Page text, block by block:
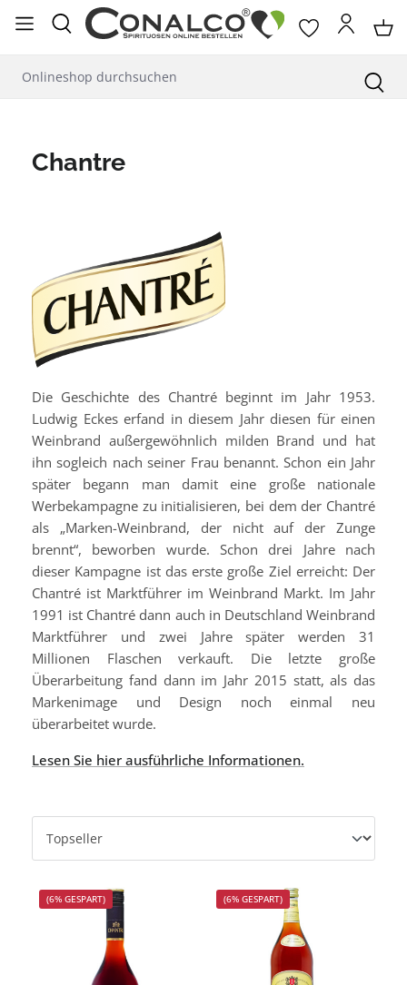
springen
Chantre
Die Geschichte des Chantré beginnt im Jahr 1953.
Ludwig Eckes erfand in diesem Jahr diesen für einen
Weinbrand außergewöhnlich milden Brand und hat
ihn sogleich nach seiner Frau benannt. Schon ein Jahr
später begann man damit eine große nationale
Werbekampagne zu initialisieren, bei dem der Chantré
als „Marken-Weinbrand, der nicht auf der Zunge
brennt“, beworben wurde. Schon drei Jahre nach
dieser Kampagne ist das erste große Ziel erreicht: Der
Chantré ist Marktführer im Weinbrand Markt. Im Jahr
1991 ist Chantré dann auch in Deutschland Weinbrand
Marktführer und zwei Jahre später werden 31
Millionen Flaschen verkauft. Die letzte große
Überarbeitung fand dann im Jahr 2015 statt, als das
Markenimage und Design noch einmal neu
überarbeitet wurde.
Lesen Sie hier ausführliche Informationen.
(6% GESPART) (6% GESPART)